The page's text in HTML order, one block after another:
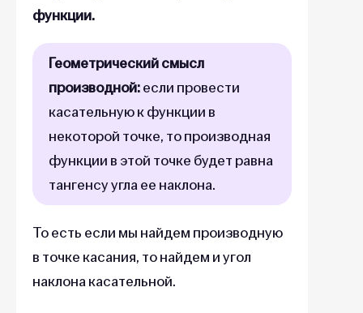
функции.
Геометрический смысл
производной:если провести
касательную к функции в
некоторой точке, то производная
функции в этой точке будет равна
тангенсу угла ее наклона.
То есть если мы найдем производную
в точке касания, то найдем и угол
наклона касательной.